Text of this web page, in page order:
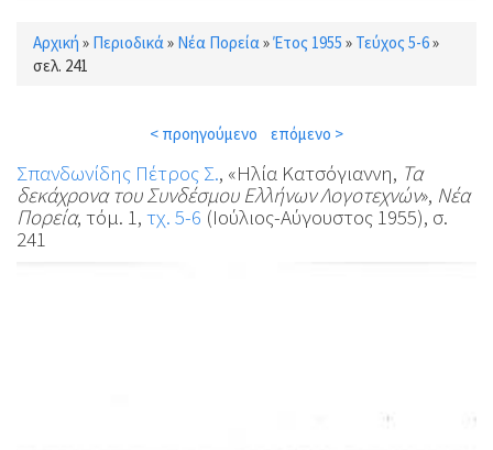
Είστε εδώ
Αρχική » Περιοδικά» Νέα Πορεία»Έτος 1955 » Τεύχος 5-6»
σελ. 241
< προηγούμενο επόμενο >
Σπανδωνίδης Πέτρος Σ., «Ηλία Κατσόγιαννη, Τα
δεκάχρονα του Συνδέσμου Ελλήνων Λογοτεχνών», Νέα
Πορεία, τόμ. 1, τχ. 5-6 (Ιούλιος-Αύγουστος 1955), σ.
241